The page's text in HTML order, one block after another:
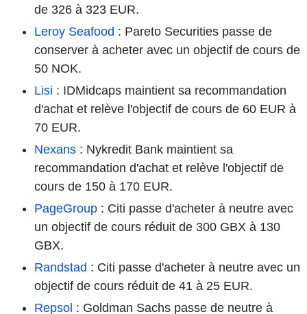
de 326 à 323 EUR.
Leroy Seafood : Pareto Securities passe de
conserver à acheter avec un objectif de cours de
50 NOK.
Lisi : IDMidcaps maintient sa recommandation
d'achat et relève l'objectif de cours de 60 EUR à
70 EUR.
Nexans : Nykredit Bank maintient sa
recommandation d'achat et relève l'objectif de
cours de 150 à 170 EUR.
PageGroup : Citi passe d'acheter à neutre avec
un objectif de cours réduit de 300 GBX à 130
GBX.
Randstad : Citi passe d'acheter à neutre avec un
objectif de cours réduit de 41 à 25 EUR.
Repsol : Goldman Sachs passe de neutre à